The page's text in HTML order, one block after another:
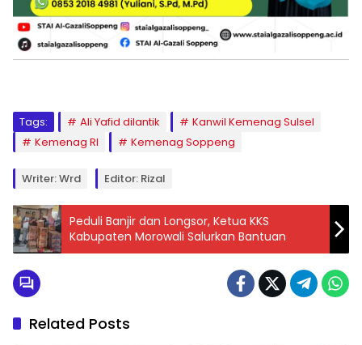
Tags: Ali Yafid dilantik
Kanwil Kemenag Sulsel
Kemenag RI
Kemenag Soppeng
Writer: Wrd Editor: Rizal
Peduli Banjir dan Longsor, Ketua KKS
Kabupaten Morowali Salurkan Bantuan
Related Posts